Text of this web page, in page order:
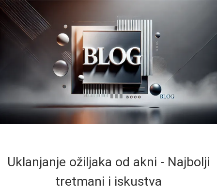
Uklanjanje ožiljaka od akni - Najbolji
tretmani i iskustva